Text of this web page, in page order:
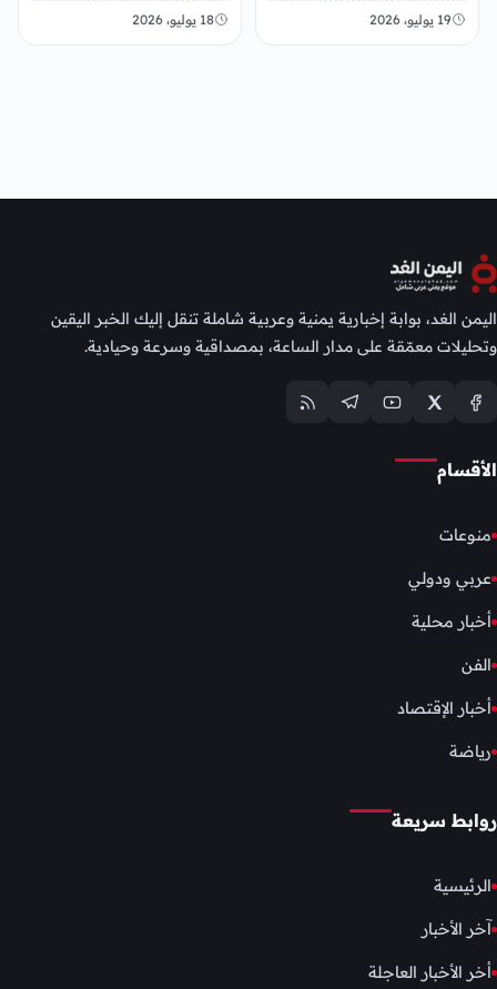
في نهائي كأس العالم
19 يوليو، 2026
“مختلقة”
18 يوليو، 2026
اليمن الغد، بوابة إخبارية يمنية وعربية شاملة تنقل إليك الخبر اليقين
وتحليلات معمّقة على مدار الساعة، بمصداقية وسرعة وحيادية.
الأقسام
منوعات
عربي ودولي
أخبار محلية
الفن
أخبار الإقتصاد
رياضة
روابط سريعة
الرئيسية
آخر الأخبار
أخر الأخبار العاجلة